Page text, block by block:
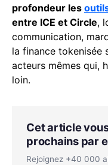
profondeur les
entre ICE et Circle,
communication,
la finance tokenisée
acteurs mêmes qui,
loin.
Cet article
prochains par
Rejoignez +40 000